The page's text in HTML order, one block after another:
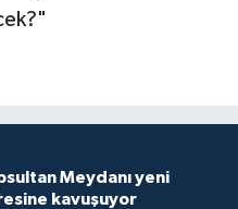
Meydanı yeni
kavuşuyor